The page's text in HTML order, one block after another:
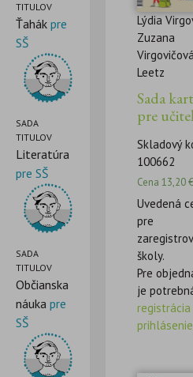
TITULOV
Ťahák pre
SŠ
SADA
TITULOV
Literatúra
pre SŠ
SADA
TITULOV
Občianska
náuka pre
SŠ
Lýdia
Zuzana
Leetz
Sada
pre
Skladový
100662
Cena13,20€
Uvedená
pre
školy.
Pre
je
registrácia
prihlásenie